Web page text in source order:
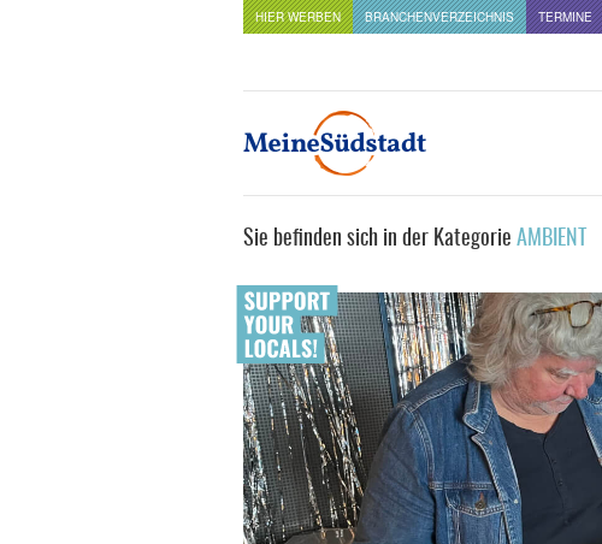
HIER WERBEN BRANCHENVERZEICHNIS TERMINE
Sie befinden sich in der Kategorie AMBIENT